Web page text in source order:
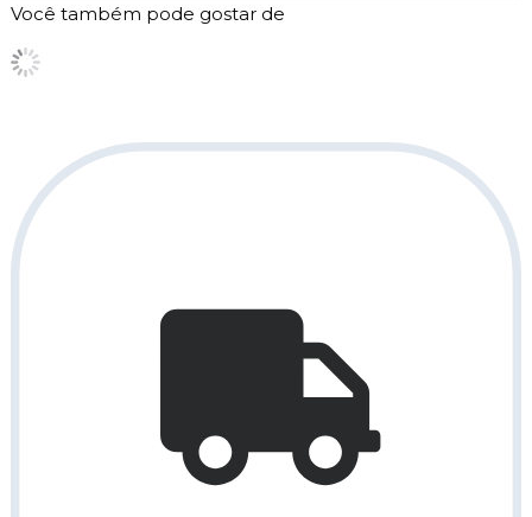
Você também pode gostar de